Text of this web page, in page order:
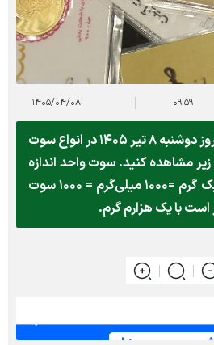
۰۹:۵۹ ۱۴۰۵/۰۴/۰۸
قیمت سکه پارسیان امروز دوشنبه ۸ تیر ۱۴۰۵ در انواع سوت
در جدول زیر مشاهده کنید. سوت واحد اندازه
گیری جرم طلا بوده و یک گرم =۱۰۰۰ میلی‌گرم = ۱۰۰۰ سوت
است با یک هزارم گرم.